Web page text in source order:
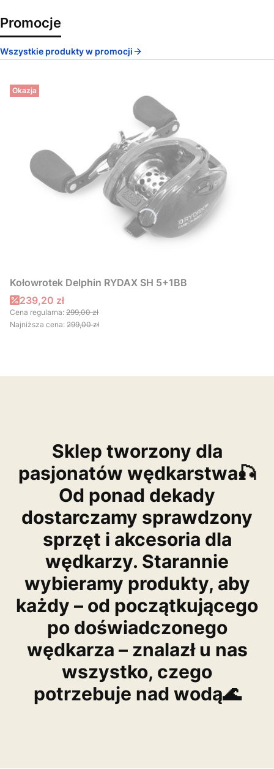
Promocje
Wszystkie produkty w promocji
Okazja
Kołowrotek Delphin RYDAX SH 5+1BB
Cena promocyjna
239,20 zł
Cena regularna: 299,00 zł
Najniższa cena: 299,00 zł
Sklep tworzony dla
pasjonatów wędkarstwa🎣
Od ponad dekady
dostarczamy sprawdzony
sprzęt i akcesoria dla
wędkarzy. Starannie
wybieramy produkty, aby
każdy – od początkującego
po doświadczonego
wędkarza – znalazł u nas
wszystko, czego
potrzebuje nad wodą🌊